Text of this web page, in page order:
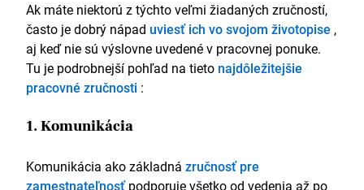
Ak máte niektorú z týchto veľmi žiadaných zručností,
často je dobrý nápad uviesť ich vo svojom životopise ,
aj keď nie sú výslovne uvedené v pracovnej ponuke.
Tu je podrobnejší pohľad na tieto najdôležitejšie
pracovné zručnosti :
1. Komunikácia
Komunikácia ako základná zručnosť pre
zamestnateľnosťpodporuje všetko od vedenia až po